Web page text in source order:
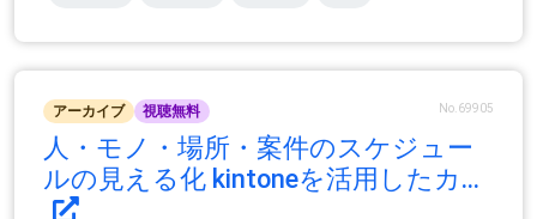
アーカイブ 視聴無料 No.69905
人・モノ・場所・案件のスケジュー
ルの見える化 kintoneを活用したカ...